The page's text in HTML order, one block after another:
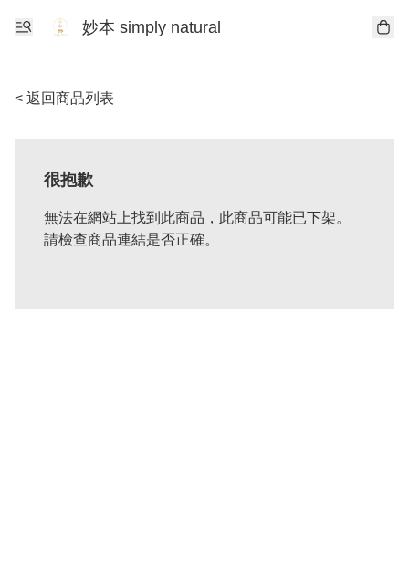
妙本 simply natural
< 返回商品列表
很抱歉
無法在網站上找到此商品，此商品可能已下架。
請檢查商品連結是否正確。